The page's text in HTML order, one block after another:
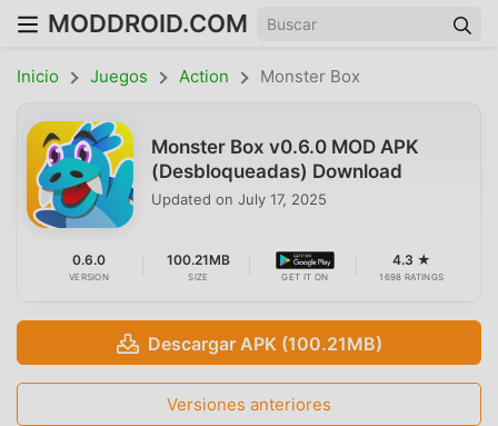
MODDROID.COM
Inicio Juegos Action Monster Box
Monster Box v0.6.0 MOD APK
(Desbloqueadas) Download
Updated on July 17, 2025
0.6.0
VERSION
100.21MB
SIZE GET IT ON
4.3 ★
1698 RATINGS
Descargar APK (100.21MB)
Versiones anteriores